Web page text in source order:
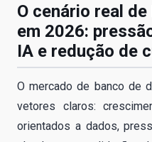
O cenário real
em 2026:
IA e redução de
O mercado de banco de
vetores claros:
orientados a dados,